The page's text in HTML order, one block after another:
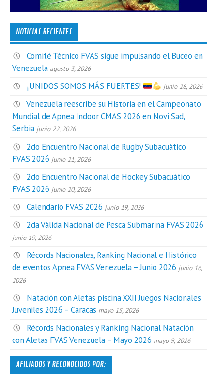
NOTICIAS RECIENTES
Comité Técnico FVAS sigue impulsando el Buceo en
Venezuela agosto 3, 2026
¡UNIDOS SOMOS MÁS FUERTES! junio 28, 2026
Venezuela reescribe su Historia en el Campeonato
Mundial de Apnea Indoor CMAS 2026 en Novi Sad,
Serbia junio 22, 2026
2do Encuentro Nacional de Rugby Subacuático
FVAS 2026 junio 21, 2026
2do Encuentro Nacional de Hockey Subacuático
FVAS 2026 junio 20, 2026
Calendario FVAS 2026 junio 19, 2026
2da Válida Nacional de Pesca Submarina FVAS 2026
junio 19, 2026
Récords Nacionales, Ranking Nacional e Histórico
de eventos Apnea FVAS Venezuela – Junio 2026 junio 16,
2026
Natación con Aletas piscina XXII Juegos Nacionales
Juveniles 2026 – Caracas mayo 15, 2026
Récords Nacionales y Ranking Nacional Natación
con Aletas FVAS Venezuela – Mayo 2026 mayo 9, 2026
AFILIADOS Y RECONOCIDOS POR: